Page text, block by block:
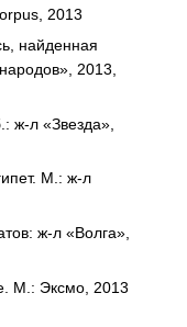
2013
найденная
2013,
ж-л «Звезда»,
М.: ж-л
ж-л «Волга»,
М.: Эксмо, 2013